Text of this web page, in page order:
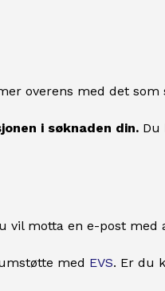
overens med det som
i søknaden din. Du
vil motta en e-post med
med EVS. Er du